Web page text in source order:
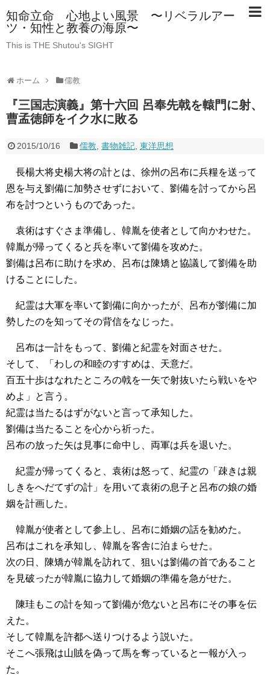
知命立命 心地よい風景 〜リベラルアー
ツ・知性と教養の海原〜
This is THE Shutou's SIGHT
ホーム 儒教
『三国志演義』第十六回 呂奉先戟を轅門に射、
曹孟徳師をイク水に敗る
2015/10/16 儒教 書物雑記, 東洋思想
長楊大将史楊大将の計とは、徐州の呂布に兵糧を送って
恩を与え劉備に加勢させずにおいて、劉備を討ってから呂
布を討つというものであった。
袁術はすぐさま準備し、韓胤を使者として向かわせた。
韓胤が帰ってくると兵を率いて劉備を攻めた。
劉備は呂布に助けを求め、呂布は陳矯と協議して劉備を助
けることにした。
紀霊は大軍を率いて劉備に向かったが、呂布が劉備に加
勢したのを知ってその背信をなじった。
呂布は一計をもって、劉備と紀霊を対面させた。
そして、「わしの和睦のすすめは、天意だ。
百五十歩はなれたところの戟を一矢で射抜いたら戦いをや
めよ」と言う。
紀霊は当たるはずがないと言って承知した。
劉備は当たることを心から祈った。
呂布の放った矢は見事に命中し、両軍は兵を退いた。
紀霊が帰ってくると、袁術は怒って、紀霊の「疎きは親
しきをへだてずの計」を用いて袁術の息子と呂布の娘の婚
姻を計画した。
韓胤が使者として参上し、呂布に婚姻の話を勧めた。
呂布はこれを承知し、韓胤を客舎に泊まらせた。
次の日、陳矯が韓胤を訪れて、狙いは劉備の首であること
を見破ったが韓胤に協力して婚姻の準備を急がせた。
陳珪もこの計を知って劉備が危ないと呂布にその事を伝
えた。
そして韓胤を許都へ送りつけるよう説いた。
そこへ張飛は山賊を偽って馬を奪っていると一報が入っ
た。